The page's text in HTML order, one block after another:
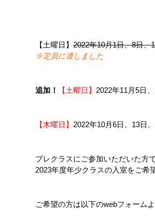
【土曜日】 2022年10月1日、8日、
※定員に達しました
追加！ 【土曜日】 2022年11月5日
【木曜日】 2022年10月6日、13日
プレクラスにご参加いただいた方で
2023年度年少クラスの入室をご希
ご希望の方は以下のwebフォーム